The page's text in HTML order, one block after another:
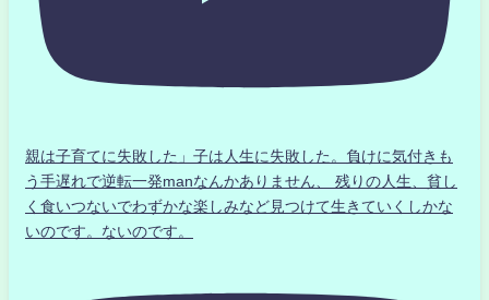
親は子育てに失敗した」子は人生に失敗した。負けに気付きも
う手遅れで逆転一発manなんかありません、 残りの人生、貧し
く食いつないでわずかな楽しみなど見つけて生きていくしかな
いのです。ないのです。